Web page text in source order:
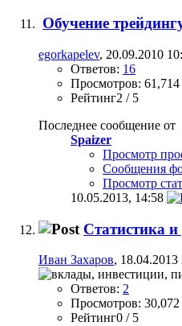
Обучение
egorkapelev, 20.09.2010
Ответов: 16
Просмотров: 61,714
Рейтинг2 / 5
Последнее сообщение от
Spaizer
Просмотр
Сообщения
Просмотр
10.05.2013, 14:58
Статистика
Иван Захаров, 18.04.2013
Ответов: 2
Просмотров: 30,072
Рейтинг0 / 5